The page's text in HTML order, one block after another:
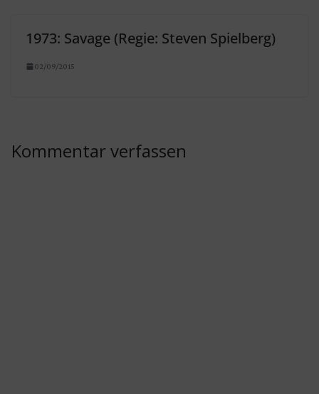
1973: Savage (Regie: Steven Spielberg)
02/09/2015
Kommentar verfassen